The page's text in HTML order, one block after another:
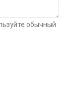
обычный